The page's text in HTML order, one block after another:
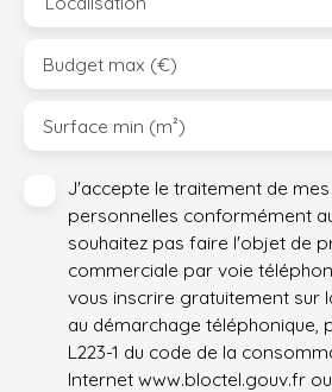
Budget max (€)
Surface min (m²)
J'accepte le traitement de
personnelles conformément
souhaitez pas faire l'objet de
commerciale par voie
vous inscrire gratuitement sur
au démarchage téléphonique,
L223-1 du code de la
Internet www.bloctel.gouv.fr